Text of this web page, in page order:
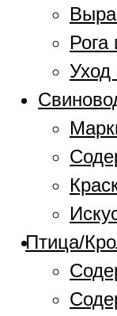
Рога
Уход
Птица/